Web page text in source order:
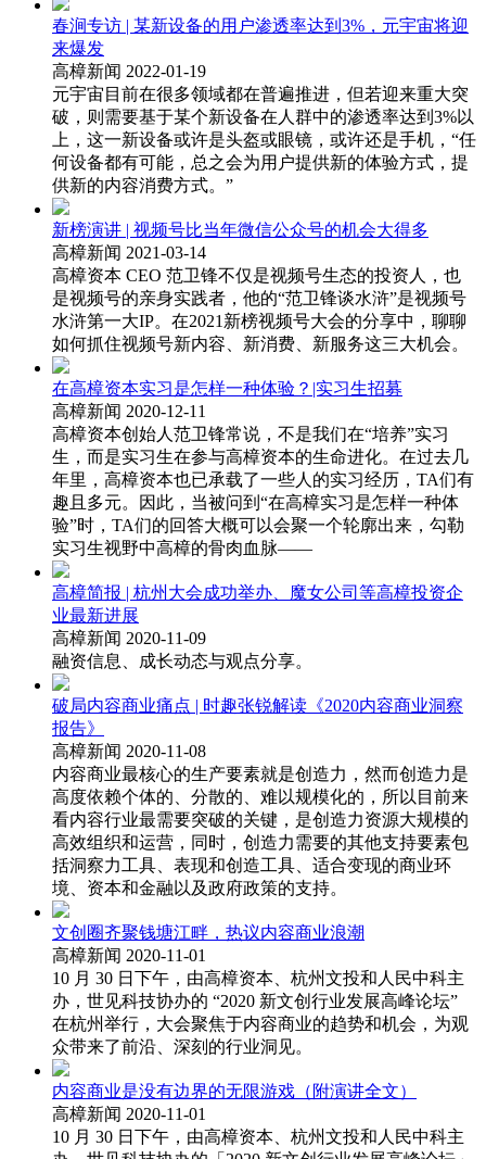
春涧专访 | 某新设备的用户渗透率达到3%，元宇宙将迎
来爆发
高樟新闻 2022-01-19
元宇宙目前在很多领域都在普遍推进，但若迎来重大突
破，则需要基于某个新设备在人群中的渗透率达到3%以
上，这一新设备或许是头盔或眼镜，或许还是手机，“任
何设备都有可能，总之会为用户提供新的体验方式，提
供新的内容消费方式。”
新榜演讲 | 视频号比当年微信公众号的机会大得多
高樟新闻 2021-03-14
高樟资本 CEO 范卫锋不仅是视频号生态的投资人，也
是视频号的亲身实践者，他的“范卫锋谈水浒”是视频号
水浒第一大IP。在2021新榜视频号大会的分享中，聊聊
如何抓住视频号新内容、新消费、新服务这三大机会。
在高樟资本实习是怎样一种体验？|实习生招募
高樟新闻 2020-12-11
高樟资本创始人范卫锋常说，不是我们在“培养”实习
生，而是实习生在参与高樟资本的生命进化。在过去几
年里，高樟资本也已承载了一些人的实习经历，TA们有
趣且多元。因此，当被问到“在高樟实习是怎样一种体
验”时，TA们的回答大概可以会聚一个轮廓出来，勾勒
实习生视野中高樟的骨肉血脉——
高樟简报 | 杭州大会成功举办、魔女公司等高樟投资企
业最新进展
高樟新闻 2020-11-09
融资信息、成长动态与观点分享。
破局内容商业痛点 | 时趣张锐解读《2020内容商业洞察
报告》
高樟新闻 2020-11-08
内容商业最核心的生产要素就是创造力，然而创造力是
高度依赖个体的、分散的、难以规模化的，所以目前来
看内容行业最需要突破的关键，是创造力资源大规模的
高效组织和运营，同时，创造力需要的其他支持要素包
括洞察力工具、表现和创造工具、适合变现的商业环
境、资本和金融以及政府政策的支持。
文创圈齐聚钱塘江畔，热议内容商业浪潮
高樟新闻 2020-11-01
10 月 30 日下午，由高樟资本、杭州文投和人民中科主
办，世见科技协办的 “2020 新文创行业发展高峰论坛”
在杭州举行，大会聚焦于内容商业的趋势和机会，为观
众带来了前沿、深刻的行业洞见。
内容商业是没有边界的无限游戏（附演讲全文）
高樟新闻 2020-11-01
10 月 30 日下午，由高樟资本、杭州文投和人民中科主